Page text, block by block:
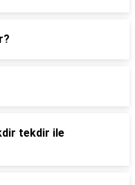
tekdir ile